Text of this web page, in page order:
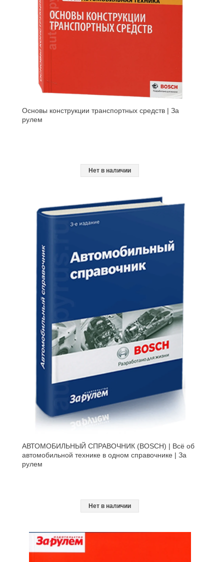
Основы конструкции транспортных средств | За
рулем
Нет в наличии
АВТОМОБИЛЬНЫЙ СПРАВОЧНИК (BOSCH) | Всё об
автомобильной технике в одном справочнике | За
рулем
Нет в наличии